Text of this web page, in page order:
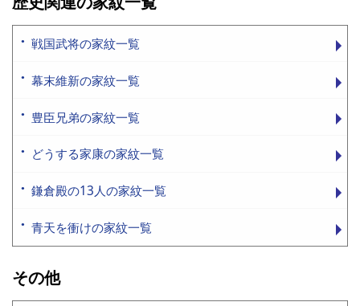
戦国武将の家紋一覧
幕末維新の家紋一覧
豊臣兄弟の家紋一覧
どうする家康の家紋一覧
鎌倉殿の13人の家紋一覧
青天を衝けの家紋一覧
その他